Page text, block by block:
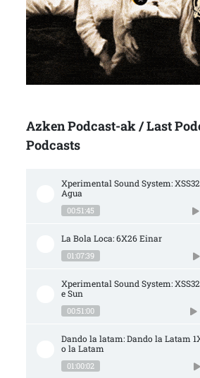
Azken Podcast-ak / Last
Podcasts
Xperimental Sound System:
Agua
00:51:45
La Bola Loca: 6X26 Einar
01:07:39
Xperimental Sound System:
e Sun
00:51:00
Dando la latam: Dando la Latam
o la Latam
01:00:02